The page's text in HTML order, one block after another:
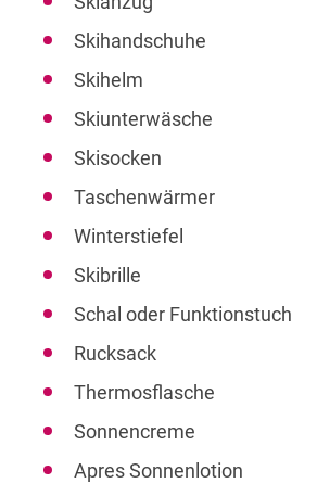
Skihandschuhe
Skihelm
Skiunterwäsche
Skisocken
Taschenwärmer
Winterstiefel
Skibrille
Schal oder Funktionstuch
Rucksack
Thermosflasche
Sonnencreme
Apres Sonnenlotion